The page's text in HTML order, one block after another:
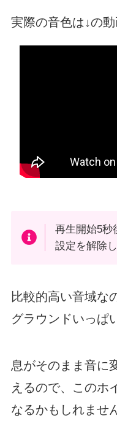
実際の音色は↓の
再生開始5秒
設定を解除
比較的高い音域な
グラウンドいっぱ
息がそのまま音に
えるので、このホ
なるかもしれませ